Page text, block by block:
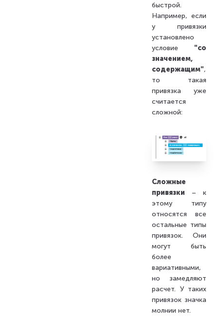
быстрой.
Например, если
у привязки
установлено
условие "со
значением,
содержащим",
то такая
привязка уже
считается
сложной:
Сложные
привязки – к
этому типу
относятся все
остальные типы
привязок. Они
могут быть
более
вариативными,
но замедляют
расчет. У таких
привязок значка
молнии нет.